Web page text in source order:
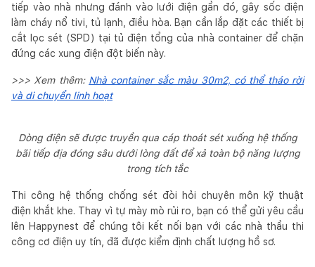
tiếp vào nhà nhưng đánh vào lưới điện gần đó, gây sốc điện
làm cháy nổ tivi, tủ lạnh, điều hòa. Bạn cần lắp đặt các thiết bị
cắt lọc sét (SPD) tại tủ điện tổng của nhà container để chặn
đứng các xung điện đột biến này.
>>> Xem thêm: Nhà container sắc màu 30m2, có thể tháo rời
và di chuyển linh hoạt
Dòng điện sẽ được truyền qua cáp thoát sét xuống hệ thống
bãi tiếp địa đóng sâu dưới lòng đất để xả toàn bộ năng lượng
trong tích tắc
Thi công hệ thống chống sét đòi hỏi chuyên môn kỹ thuật
điện khắt khe. Thay vì tự mày mò rủi ro, bạn có thể gửi yêu cầu
lên Happynest để chúng tôi kết nối bạn với các nhà thầu thi
công cơ điện uy tín, đã được kiểm định chất lượng hồ sơ.